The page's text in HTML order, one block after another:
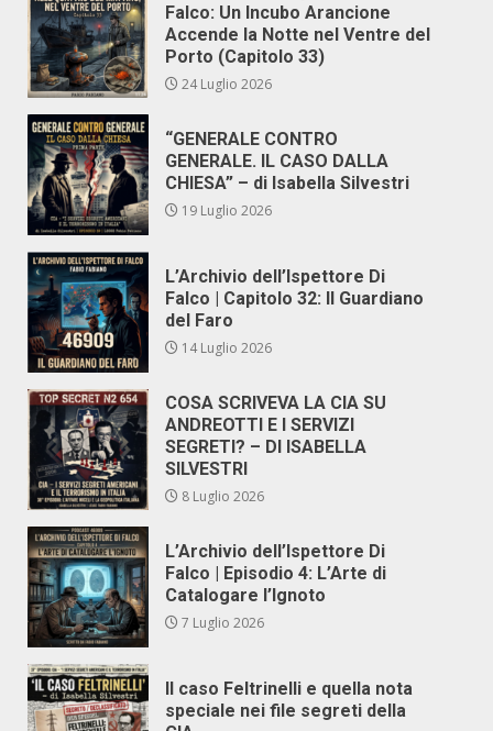
Falco: Un Incubo Arancione
Accende la Notte nel Ventre del
Porto (Capitolo 33)
24 Luglio 2026
“GENERALE CONTRO
GENERALE. IL CASO DALLA
CHIESA” – di Isabella Silvestri
19 Luglio 2026
L’Archivio dell’Ispettore Di
Falco | Capitolo 32: Il Guardiano
del Faro
14 Luglio 2026
COSA SCRIVEVA LA CIA SU
ANDREOTTI E I SERVIZI
SEGRETI? – DI ISABELLA
SILVESTRI
8 Luglio 2026
L’Archivio dell’Ispettore Di
Falco | Episodio 4: L’Arte di
Catalogare l’Ignoto
7 Luglio 2026
Il caso Feltrinelli e quella nota
speciale nei file segreti della